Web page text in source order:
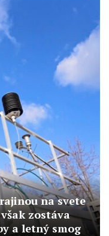
na svete
zostáva
a letný smog